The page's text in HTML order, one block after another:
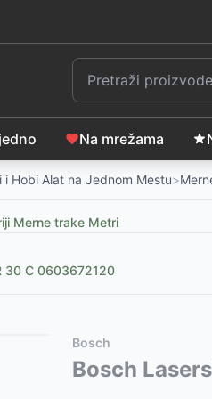
Na mrežama
i Hobi Alat na Jednom Mestu>
Merne trake Metri
30 C 0603672120
daljinomer 0.2-30m -3899
slične proizvode:
Bosch
Bosch